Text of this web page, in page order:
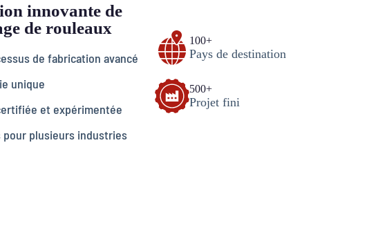
innovante de
de rouleaux
de fabrication avancé
unique
et expérimentée
plusieurs industries
100+
Pays de destination
500+
Projet fini